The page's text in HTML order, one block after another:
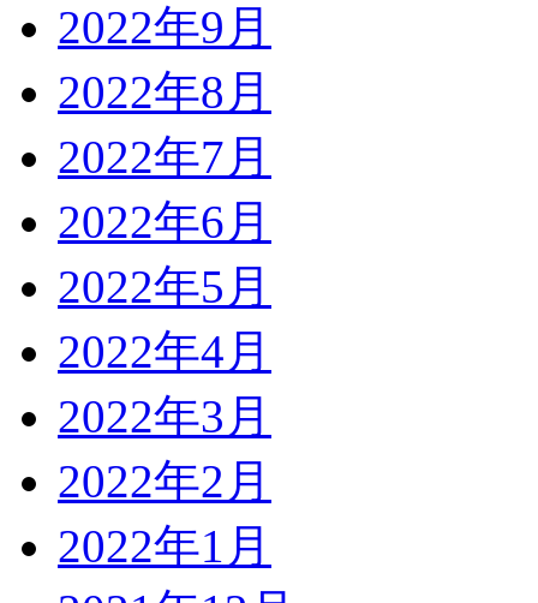
2022年9月
2022年8月
2022年7月
2022年6月
2022年5月
2022年4月
2022年3月
2022年2月
2022年1月